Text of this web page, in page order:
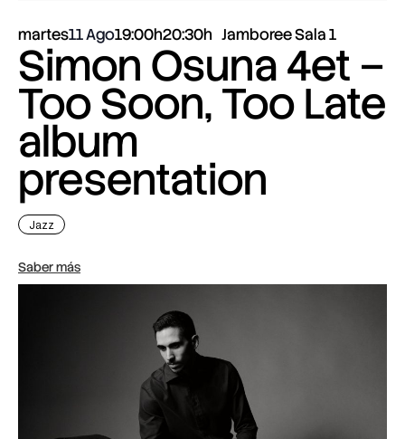
martes11 Ago19:00h20:30h Jamboree Sala 1
Simon Osuna 4et –
Too Soon, Too Late
album
presentation
Jazz
Saber más